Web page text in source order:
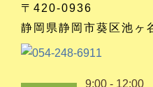
〒420-0936
静岡県静岡市葵区池ヶ
9:00 - 12:00